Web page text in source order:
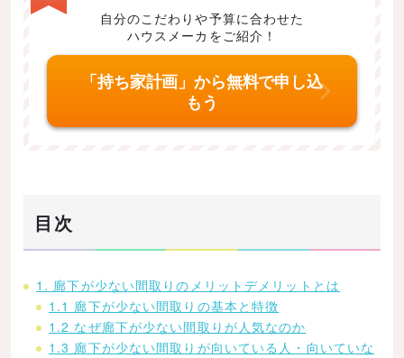
Twitt Face はてなブ
自分のこだわりや予算に合わせた
ハウスメーカをご紹介！
「持ち家計画」から無料で申し込
もう
目次
1. 廊下が少ない間取りのメリットデメリットとは
1.1 廊下が少ない間取りの基本と特徴
1.2 なぜ廊下が少ない間取りが人気なのか
1.3 廊下が少ない間取りが向いている人・向いていな